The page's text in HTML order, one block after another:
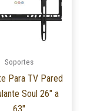
Soportes
Para TV Pared
Soul 26″ a